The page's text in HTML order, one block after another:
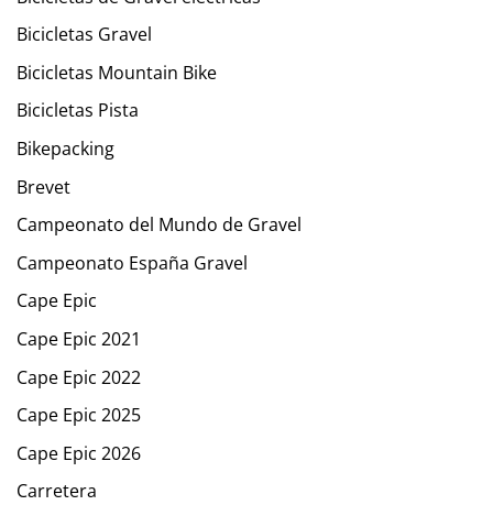
Bicicletas Gravel
Bicicletas Mountain Bike
Bicicletas Pista
Bikepacking
Brevet
Campeonato del Mundo de Gravel
Campeonato España Gravel
Cape Epic
Cape Epic 2021
Cape Epic 2022
Cape Epic 2025
Cape Epic 2026
Carretera